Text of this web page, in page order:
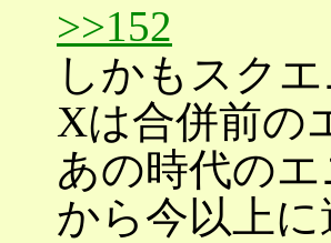
>>152
しかもスク
Xは合併前の
あの時代の
から今以上